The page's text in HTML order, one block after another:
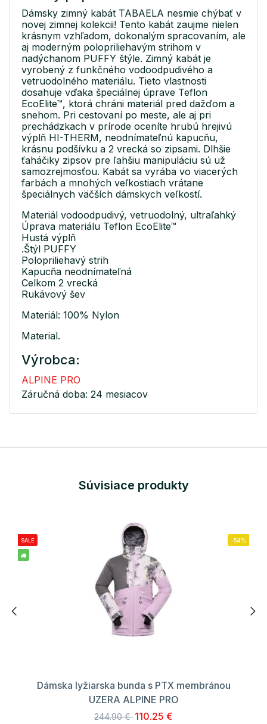
Dámsky zimný kabát TABAELA nesmie chýbať v
novej zimnej kolekcii! Tento kabát zaujme nielen
krásnym vzhľadom, dokonalým spracovaním, ale
aj moderným polopriliehavým strihom v
nadýchanom PUFFY štýle. Zimný kabát je
vyrobený z funkčného vodoodpudivého a
vetruodolného materiálu. Tieto vlastnosti
dosahuje vďaka špeciálnej úprave Teflon
EcoElite™, ktorá chráni materiál pred dažďom a
snehom. Pri cestovaní po meste, ale aj pri
prechádzkach v prírode oceníte hrubú hrejivú
výplň HI-THERM, neodnímateľnú kapucňu,
krásnu podšívku a 2 vrecká so zipsami. Dlhšie
ťaháčiky zipsov pre ľahšiu manipuláciu sú už
samozrejmosťou. Kabát sa vyrába vo viacerých
farbách a mnohých veľkostiach vrátane
špeciálnych väčších dámskych veľkostí.
Materiál vodoodpudivý, vetruodolný, ultraľahký
Úprava materiálu Teflon EcoElite™
Hustá výplň
.Štýl PUFFY
Polopriliehavý strih
Kapucňa neodnímateľná
Celkom 2 vrecká
Rukávový šev
Materiál: 100% Nylon
Material.
Výrobca:
ALPINE PRO
Záručná doba: 24 mesiacov
Súvisiace produkty
SALE -54%
Dámska lyžiarska bunda s PTX membránou
UZERA ALPINE PRO
244.90 € 110.25 €